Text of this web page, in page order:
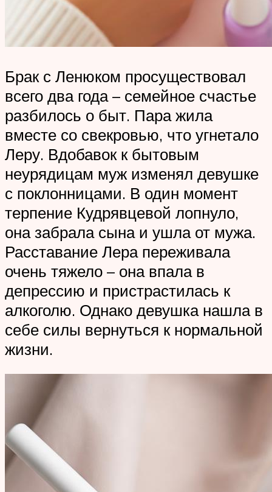
Брак с Ленюком просуществовал
всего два года – семейное счастье
разбилось о быт. Пара жила
вместе со свекровью, что угнетало
Леру. Вдобавок к бытовым
неурядицам муж изменял девушке
с поклонницами. В один момент
терпение Кудрявцевой лопнуло,
она забрала сына и ушла от мужа.
Расставание Лера переживала
очень тяжело – она впала в
депрессию и пристрастилась к
алкоголю. Однако девушка нашла в
себе силы вернуться к нормальной
жизни.